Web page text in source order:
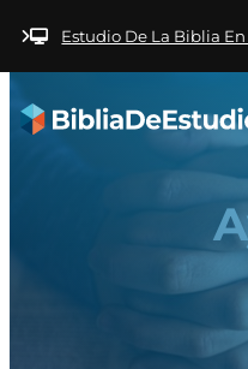
páginaEstudio De La Biblia